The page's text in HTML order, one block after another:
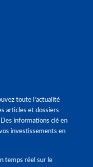
toute l'actualité
articles et dossiers
informations clé en
investissements en
temps réel sur le